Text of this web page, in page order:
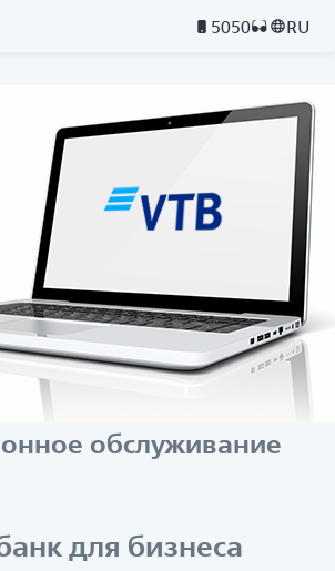
5050 RU
обслуживание
для бизнеса